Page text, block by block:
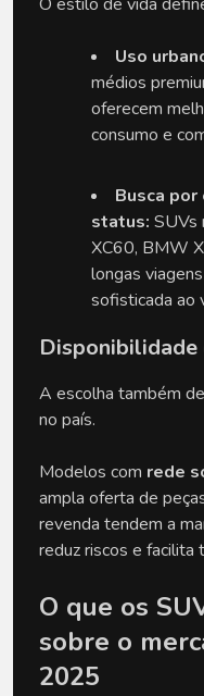
Uso
médios
oferecem
consumo e
Busca
status: SUVs
XC60, BMW
longas
sofisticada ao
Disponibilidade
A escolha também
no país.
Modelos com rede
ampla oferta de
revenda tendem a
reduz riscos e facilita
O que os
sobre o
2025